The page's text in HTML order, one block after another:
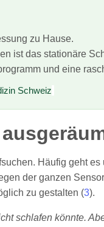
zu Hause.
ist das stationäre
und eine
Schweiz
Häufig geht
der ganzen
zu gestalten (3).
schlafen könnte.